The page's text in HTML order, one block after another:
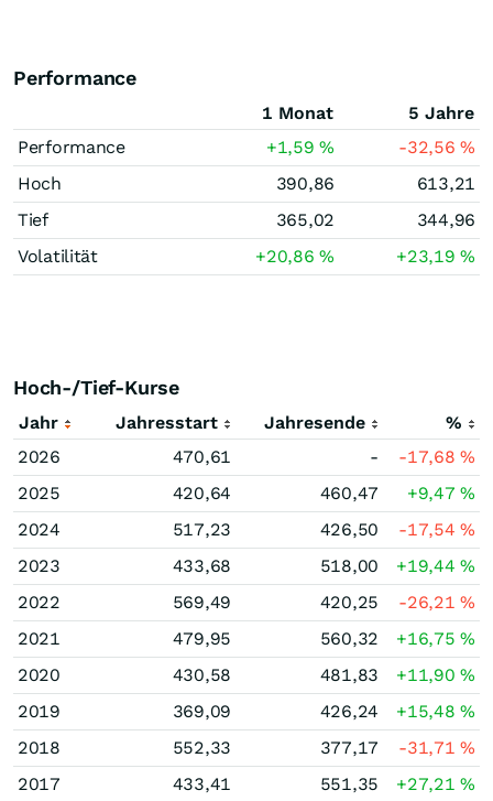
Performance
1 Monat
5 Jahre
Performance
+1,59% -32,56%
Hoch
390,86
613,21
Tief
365,02
344,96
Volatilität
+20,86% +23,19%
Hoch-/Tief-Kurse
Jahr Jahresstart Jahresende
%
2026
470,61 - -17,68%
2025
420,64 460,47 +9,47%
2024
517,23 426,50 -17,54%
2023
433,68 518,00 +19,44%
2022
569,49 420,25 -26,21%
2021
479,95 560,32 +16,75%
2020
430,58 481,83 +11,90%
2019
369,09 426,24 +15,48%
2018
552,33 377,17 -31,71%
2017
433,41 551,35 +27,21%